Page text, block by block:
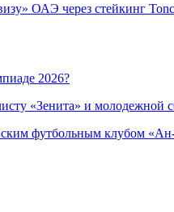
ОАЭ через стейкинг
2026?
«Зенита» и молодежной
футбольным клубом